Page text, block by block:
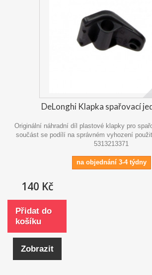
DeLonghi Klapka spařovací
Originální náhradní díl plastové klapky pro
součást se podílí na správném vyhození
5313213371
na objednání 3-4 týdny
140 Kč
Přidat do
košíku
Zobrazit